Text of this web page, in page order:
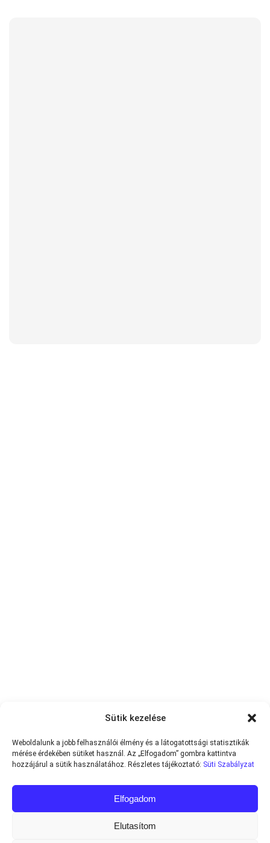
Sütik kezelése
Weboldalunk a jobb felhasználói élmény és a látogatottsági statisztikák
mérése érdekében sütiket használ. Az „Elfogadom” gombra kattintva
hozzájárul a sütik használatához. Részletes tájékoztató: Süti Szabályzat
Elfogadom
Elutasítom